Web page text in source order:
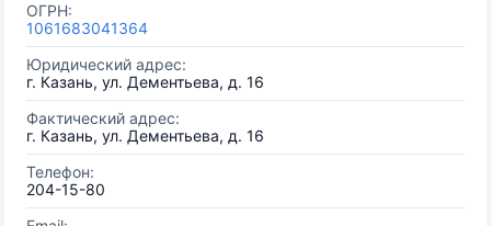
ОГРН:
1061683041364
Юридический адрес:
г. Казань, ул. Дементьева, д. 16
Фактический адрес:
г. Казань, ул. Дементьева, д. 16
Телефон:
204-15-80